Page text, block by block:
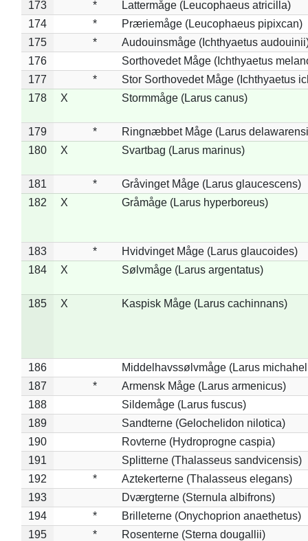
173 *
Lattermåge (Leucophaeus atricilla)
174
*
Præriemåge (Leucophaeus pipixcan)
175
*
Audouinsmåge (Ichthyaetus
176
Sorthovedet Måge (Ichthyaetus
177
*
Stor Sorthovedet Måge (Ichthyaetus
178
X Stormmåge (Larus canus)
179 *
Ringnæbbet Måge (Larus
180
X Svartbag (Larus marinus)
181 *
Gråvinget Måge (Larus glaucescens)
182
X Gråmåge (Larus hyperboreus)
183 *
Hvidvinget Måge (Larus glaucoides)
184
X Sølvmåge (Larus argentatus)
185 X Kaspisk Måge (Larus cachinnans)
186
Middelhavssølvmåge (Larus
187
*
Armensk Måge (Larus armenicus)
188
Sildemåge (Larus fuscus)
189
Sandterne (Gelochelidon nilotica)
190
Rovterne (Hydroprogne caspia)
191
Splitterne (Thalasseus sandvicensis)
192
*
Aztekerterne (Thalasseus elegans)
193
Dværgterne (Sternula albifrons)
194
*
Brilleterne (Onychoprion anaethetus)
195
*
Rosenterne (Sterna dougallii)